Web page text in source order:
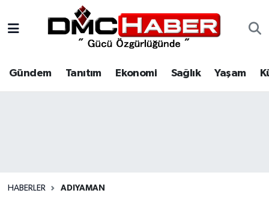
Gündem Tanıtım Ekonomi Sağlık Yaşam
HABERLER ADIYAMAN
Tanıtım
Nöbetçi Eczaneler
Hava Durumu